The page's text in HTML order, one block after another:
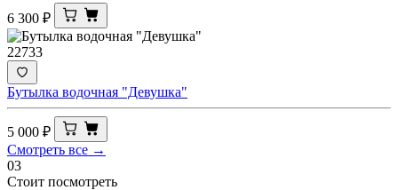
6 300 ₽
22733
Бутылка водочная "Девушка"
5 000 ₽
Смотреть все →
03
Стоит посмотреть